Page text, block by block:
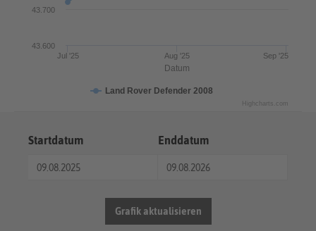
Datum
Land Rover Defender 2008
Jul '25 Aug '25 Sep '25
43.600
43.700
Highcharts.com
Startdatum Enddatum
Grafik aktualisieren